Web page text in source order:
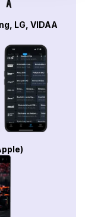
LG, VIDAA